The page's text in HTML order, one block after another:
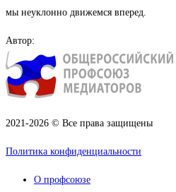
мы неуклонно движемся вперед.
Автор:
2021-2026 © Все права защищены
Политика конфиденциальности
О профсоюзе